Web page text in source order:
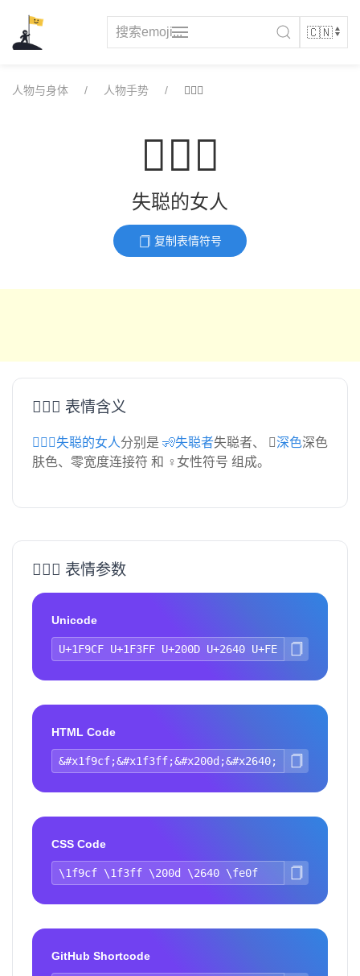
content
人物与身体 人物手势 🧏🏿‍♀️
🧏🏿‍♀️
失聪的女人
复制表情符号
🧏🏿‍♀️ 表情含义
🧏🏿‍♀️失聪的女人分别是 🧏失聪者失聪者、🏿深色深色
肤色、零宽度连接符 和 ♀女性符号 组成。
🧏🏿‍♀️ 表情参数
Unicode
HTML Code
CSS Code
GitHub Shortcode